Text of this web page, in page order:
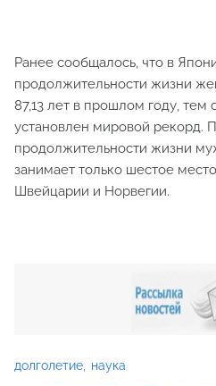
Ранее сообщалось, что в
продолжительности жизни
87,13 лет в прошлом году, тем
установлен мировой рекорд.
продолжительности жизни
занимает только шестое
Швейцарии и Норвегии.
долголетие наука